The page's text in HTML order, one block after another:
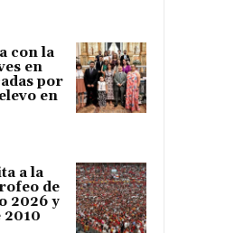
con la
en
por
en
a la
de
2026 y